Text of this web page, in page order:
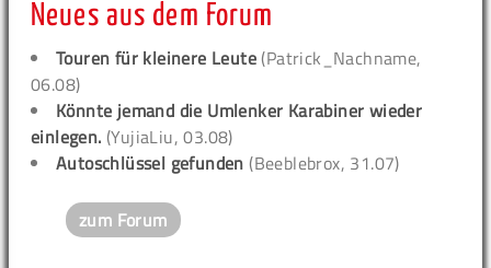
Neues aus dem Forum
Touren für kleinere Leute (Patrick_Nachname,
06.08)
Könnte jemand die Umlenker Karabiner wieder
einlegen. (YujiaLiu, 03.08)
Autoschlüssel gefunden (Beeblebrox, 31.07)
zum Forum